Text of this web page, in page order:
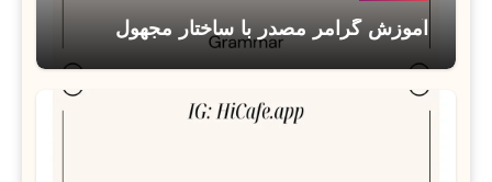
آموزش گرامر مصدر با ساختار مجهول